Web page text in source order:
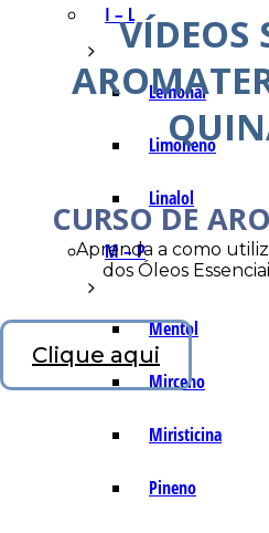
I – L
Lemonal
Limoneno
Linalol
M – P
Mentol
Mirceno
Miristicina
Pineno
VÍDEOS
CURSO DE
Aprenda a como
dos Óleos
Clique aqui